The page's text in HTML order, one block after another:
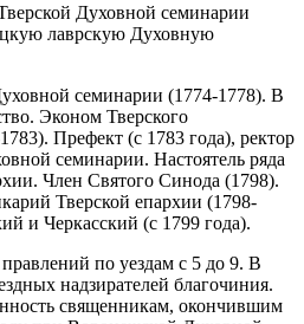
Духовной семинарии
лаврскую Духовную
семинарии (1774-1778). В
Эконом Тверского
Префект (с 1783 года), ректор
семинарии. Настоятель ряда
Член Святого Синода (1798).
Тверской епархии (1798-
и Черкасский (с 1799 года).
по уездам с 5 до 9. В
надзирателей благочиния.
священникам, окончившим